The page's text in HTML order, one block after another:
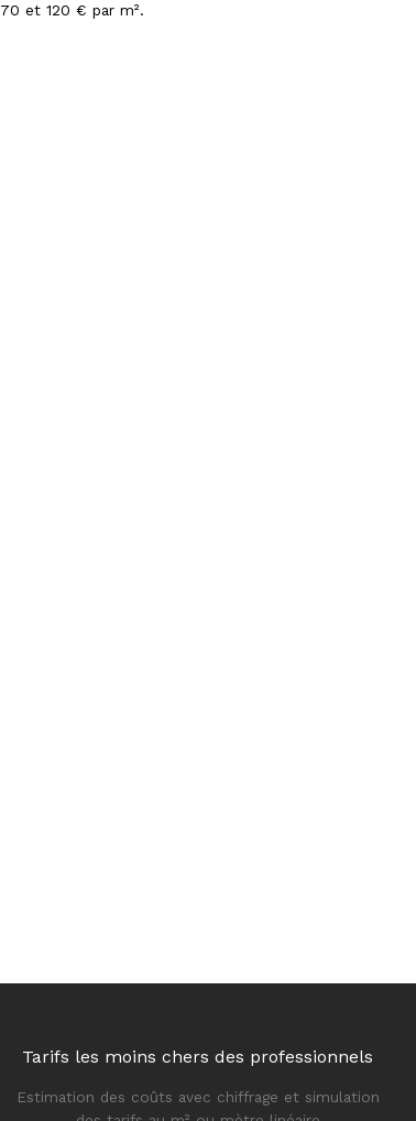
70 et 120 € par m².
Tarifs les moins chers des professionnels
Estimation des coûts avec chiffrage et simulation